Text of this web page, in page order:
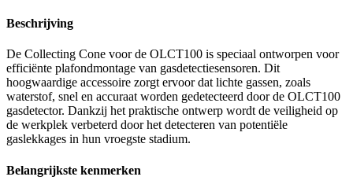
Beschrijving
De Collecting Cone voor de OLCT100 is speciaal ontworpen voor
efficiënte plafondmontage van gasdetectiesensoren. Dit
hoogwaardige accessoire zorgt ervoor dat lichte gassen, zoals
waterstof, snel en accuraat worden gedetecteerd door de OLCT100
gasdetector. Dankzij het praktische ontwerp wordt de veiligheid op
de werkplek verbeterd door het detecteren van potentiële
gaslekkages in hun vroegste stadium.
Belangrijkste kenmerken